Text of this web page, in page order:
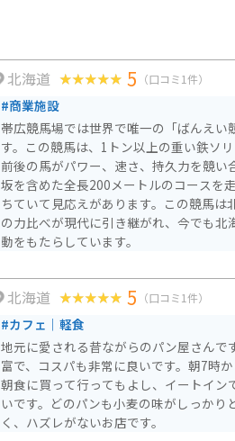
北海道 5 （口コミ1件）
#商業施設
帯広競馬場では世界で唯一の「ばんえい
す。この競馬は、1トン以上の重い鉄ソ
前後の馬がパワー、速さ、持久力を競い合う
坂を含めた全長200メートルのコースを
ちていて見応えがあります。この競馬は
の力比べが現代に引き継がれ、今でも北
動をもたらしています。
北海道 5 （口コミ1件）
#カフェ｜軽食
地元に愛される昔ながらのパン屋さんで
富で、コスパも非常に良いです。朝7時か
朝食に買って行ってもよし、イートイン
いです。どのパンも小麦の味がしっかり
く、ハズレがないお店です。